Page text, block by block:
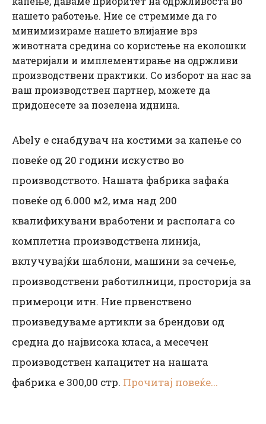
нашето работење. Ние се стремиме да го
минимизираме нашето влијание врз
животната средина со користење на еколошки
материјали и имплементирање на одржливи
производствени практики. Со изборот на нас за
ваш производствен партнер, можете да
придонесете за позелена иднина.
Abely е снабдувач на костими за капење со
повеќе од 20 години искуство во
производството. Нашата фабрика зафаќа
повеќе од 6.000 м2, има над 200
квалификувани вработени и располага со
комплетна производствена линија,
вклучувајќи шаблони, машини за сечење,
производствени работилници, просторија за
примероци итн. Ние првенствено
произведуваме артикли за брендови од
средна до највисока класа, а месечен
производствен капацитет на нашата
фабрика е 300,00 стр. Прочитај повеќе...